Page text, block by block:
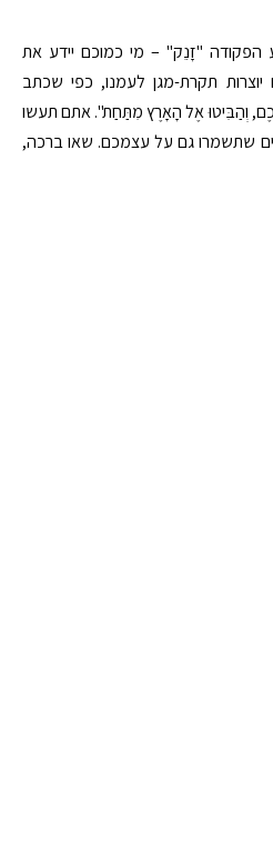
הפקודה "זָנֵק" – מי כמוכם יידע את
יוצרות תקרת-מגן לעמנו, כפי שכתב
וְהַבִּיטוּ אֶל הָאָרֶץ מִתַּחַת". אתם תעשו
שתשמרו גם על עצמכם. שאו ברכה,